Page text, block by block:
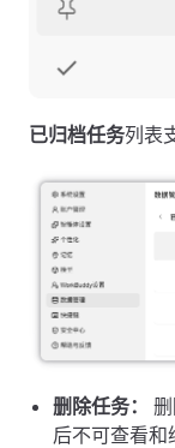
已归档任务列表
删除任务：
后不可查看和